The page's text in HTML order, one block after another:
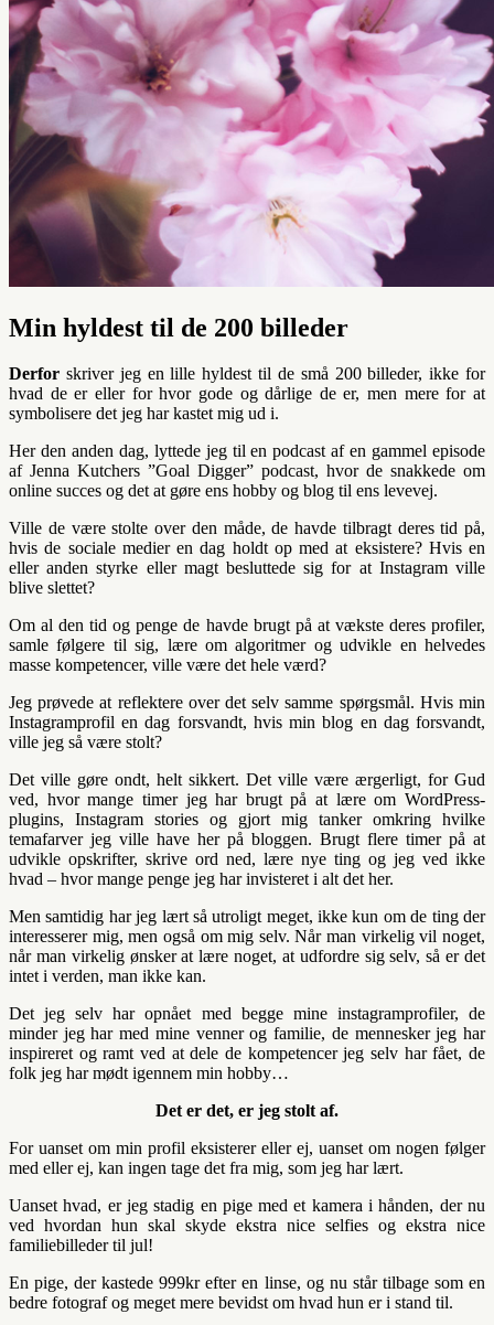
Min hyldest til de 200 billeder
Derfor skriver jeg en lille hyldest til de små 200 billeder, ikke for
hvad de er eller for hvor gode og dårlige de er, men mere for at
symbolisere det jeg har kastet mig ud i.
Her den anden dag, lyttede jeg til en podcast af en gammel episode
af Jenna Kutchers ”Goal Digger” podcast, hvor de snakkede om
online succes og det at gøre ens hobby og blog til ens levevej.
Ville de være stolte over den måde, de havde tilbragt deres tid på,
hvis de sociale medier en dag holdt op med at eksistere? Hvis en
eller anden styrke eller magt besluttede sig for at Instagram ville
blive slettet?
Om al den tid og penge de havde brugt på at vækste deres profiler,
samle følgere til sig, lære om algoritmer og udvikle en helvedes
masse kompetencer, ville være det hele værd?
Jeg prøvede at reflektere over det selv samme spørgsmål. Hvis min
Instagramprofil en dag forsvandt, hvis min blog en dag forsvandt,
ville jeg så være stolt?
Det ville gøre ondt, helt sikkert. Det ville være ærgerligt, for Gud
ved, hvor mange timer jeg har brugt på at lære om WordPress-
plugins, Instagram stories og gjort mig tanker omkring hvilke
temafarver jeg ville have her på bloggen. Brugt flere timer på at
udvikle opskrifter, skrive ord ned, lære nye ting og jeg ved ikke
hvad – hvor mange penge jeg har invisteret i alt det her.
Men samtidig har jeg lært så utroligt meget, ikke kun om de ting der
interesserer mig, men også om mig selv. Når man virkelig vil noget,
når man virkelig ønsker at lære noget, at udfordre sig selv, så er det
intet i verden, man ikke kan.
Det jeg selv har opnået med begge mine instagramprofiler, de
minder jeg har med mine venner og familie, de mennesker jeg har
inspireret og ramt ved at dele de kompetencer jeg selv har fået, de
folk jeg har mødt igennem min hobby…
Det er det, er jeg stolt af.
For uanset om min profil eksisterer eller ej, uanset om nogen følger
med eller ej, kan ingen tage det fra mig, som jeg har lært.
Uanset hvad, er jeg stadig en pige med et kamera i hånden, der nu
ved hvordan hun skal skyde ekstra nice selfies og ekstra nice
familiebilleder til jul!
En pige, der kastede 999kr efter en linse, og nu står tilbage som en
bedre fotograf og meget mere bevidst om hvad hun er i stand til.